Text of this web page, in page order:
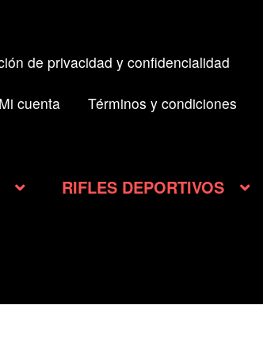
de privacidad y confidencialidad
Mi cuenta Términos y condiciones
RIFLES DEPORTIVOS